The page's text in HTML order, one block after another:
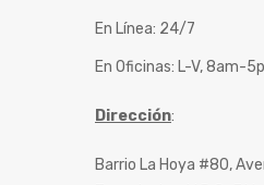
En Línea: 24/7
En Oficinas: L-V, 8am-
Dirección:
Barrio La Hoya #80,